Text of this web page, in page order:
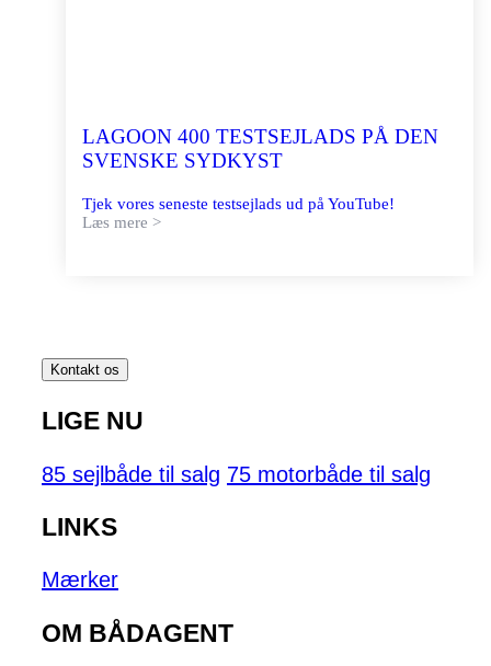
LAGOON 400 TESTSEJLADS PÅ DEN
SVENSKE SYDKYST
Tjek vores seneste testsejlads ud på YouTube!
Læs mere >
Kontakt os
LIGE NU
85 sejlbåde til salg 75 motorbåde til salg
LINKS
Mærker
OM BÅDAGENT